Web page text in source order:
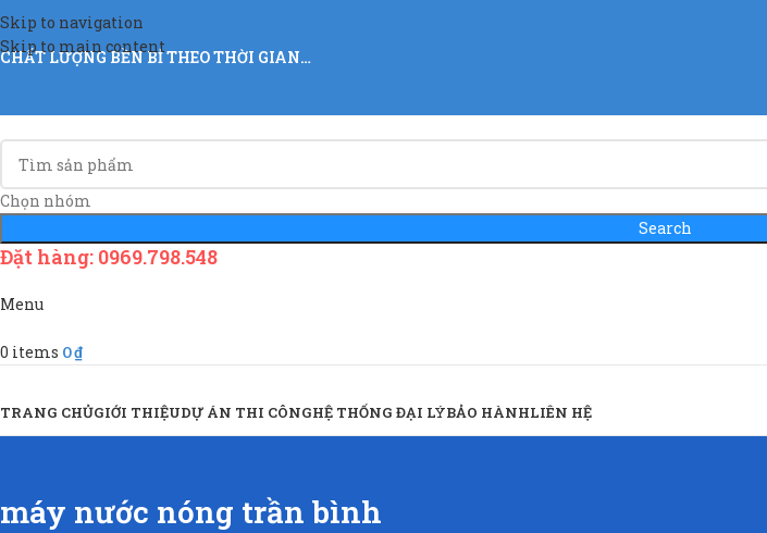
Skip to navigation
Skip to main content
CHẤT LƯỢNG BỀN BỈ THEO THỜI GIAN…
Chọn nhóm
Search
Đặt hàng: 0969.798.548
Menu
0 items 0₫
TRANG CHỦGIỚI THIỆUDỰ ÁN THI CÔNGHỆ THỐNG ĐẠI LÝBẢO HÀNHLIÊN HỆ
máy nước nóng trần bình